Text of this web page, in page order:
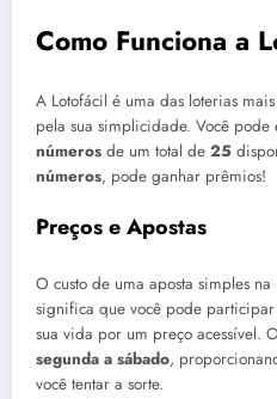
Como Funciona a
A Lotofácil é uma das loterias
pela sua simplicidade. Você pode
números de um total de 25
números, pode ganhar prêmios!
Preços e Apostas
O custo de uma aposta simples
significa que você pode
sua vida por um preço acessível.
segunda a sábado,
você tentar a sorte.